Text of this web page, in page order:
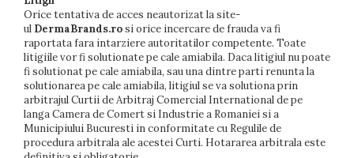
Orice tentativa de acces neautorizat la site-
ul DermaBrands.rosi orice incercare de frauda va fi
raportata fara intarziere autoritatilor competente. Toate
litigiile vor fi solutionate pe cale amiabila. Daca litigiul nu poate
fi solutionat pe cale amiabila, sau una dintre parti renunta la
solutionarea pe cale amiabila, litigiul se va solutiona prin
arbitrajul Curtii de Arbitraj Comercial International de pe
langa Camera de Comert si Industrie a Romaniei si a
Municipiului Bucuresti in conformitate cu Regulile de
procedura arbitrala ale acestei Curti. Hotararea arbitrala este